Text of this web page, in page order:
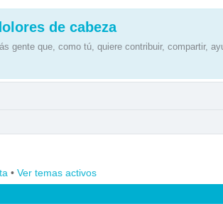
de cabeza
gente que, como tú, quiere contribuir, compartir,
• Ver temas activos